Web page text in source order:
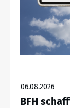
06.08.2026
BFH